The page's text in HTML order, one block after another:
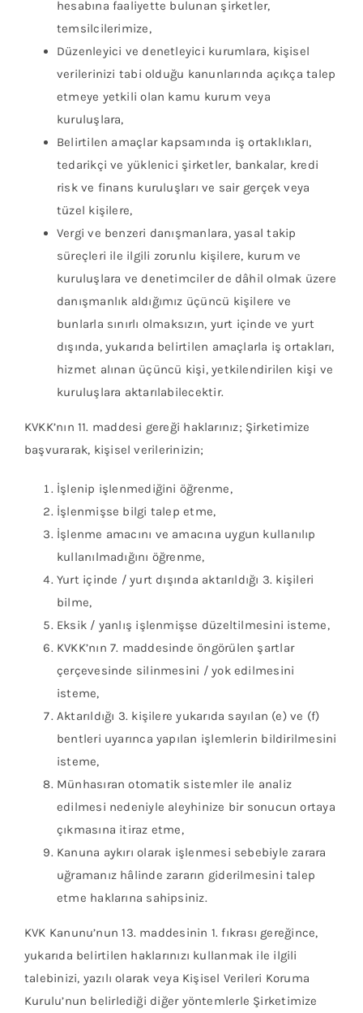
hesabına faaliyette bulunan şirketler,
temsilcilerimize,
Düzenleyici ve denetleyici kurumlara, kişisel
verilerinizi tabi olduğu kanunlarında açıkça talep
etmeye yetkili olan kamu kurum veya
kuruluşlara,
Belirtilen amaçlar kapsamında iş ortaklıkları,
tedarikçi ve yüklenici şirketler, bankalar, kredi
risk ve finans kuruluşları ve sair gerçek veya
tüzel kişilere,
Vergi ve benzeri danışmanlara, yasal takip
süreçleri ile ilgili zorunlu kişilere, kurum ve
kuruluşlara ve denetimciler de dâhil olmak üzere
danışmanlık aldığımız üçüncü kişilere ve
bunlarla sınırlı olmaksızın, yurt içinde ve yurt
dışında, yukarıda belirtilen amaçlarla iş ortakları,
hizmet alınan üçüncü kişi, yetkilendirilen kişi ve
kuruluşlara aktarılabilecektir.
KVKK’nın 11. maddesi gereği haklarınız; Şirketimize
başvurarak, kişisel verilerinizin;
İşlenip işlenmediğini öğrenme,
İşlenmişse bilgi talep etme,
İşlenme amacını ve amacına uygun kullanılıp
kullanılmadığını öğrenme,
Yurt içinde / yurt dışında aktarıldığı 3. kişileri
bilme,
Eksik / yanlış işlenmişse düzeltilmesini isteme,
KVKK’nın 7. maddesinde öngörülen şartlar
çerçevesinde silinmesini / yok edilmesini
isteme,
Aktarıldığı 3. kişilere yukarıda sayılan (e) ve (f)
bentleri uyarınca yapılan işlemlerin bildirilmesini
isteme,
Münhasıran otomatik sistemler ile analiz
edilmesi nedeniyle aleyhinize bir sonucun ortaya
çıkmasına itiraz etme,
Kanuna aykırı olarak işlenmesi sebebiyle zarara
uğramanız hâlinde zararın giderilmesini talep
etme haklarına sahipsiniz.
KVK Kanunu’nun 13. maddesinin 1. fıkrası gereğince,
yukarıda belirtilen haklarınızı kullanmak ile ilgili
talebinizi, yazılı olarak veya Kişisel Verileri Koruma
Kurulu’nun belirlediği diğer yöntemlerle Şirketimize